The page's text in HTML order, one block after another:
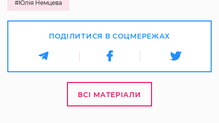
#Юлія Немцева
ПОДІЛИТИСЯ В СОЦМЕРЕЖАХ
ВСІ МАТЕРІАЛИ